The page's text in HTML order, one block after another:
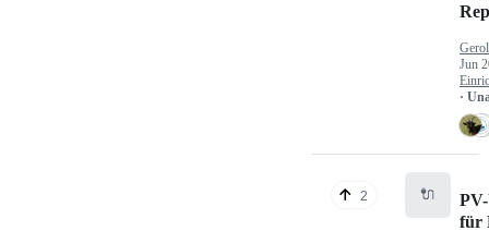
Jun
·
2 🔌
für